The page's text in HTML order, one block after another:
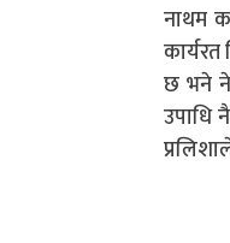
नाथम
छ भने
उपाधि